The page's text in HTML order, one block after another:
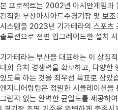
본 프로젝트는 2002년 아시안게임과
간직한 부산아시아드주경기장 및 보
시스템을 2023년 기가테라의 스포츠
솔루션으로 전면 업그레이드한 설치
기가테라는 부산을 대표하는 이 상징
대회 유치 경쟁력을 확보하고, 다양한
있도록 하는 것을 최우선 목표로 삼았
엔지니어링팀은 정밀한 시뮬레이션을
그림자 없는 완벽한 균일도를 제공하